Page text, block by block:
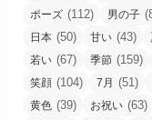
ポーズ (112) 男の子
日本 (50) 甘い (43)
若い (67) 季節 (159)
笑顔 (104) 7月 (51)
黄色 (39) お祝い (63)